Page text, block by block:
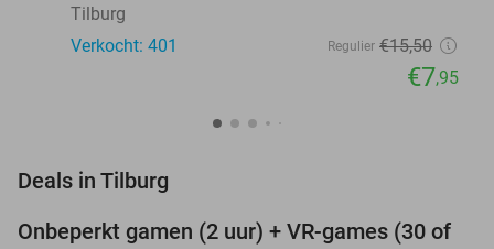
Tilburg
Verkocht: 401
Regulier €15,50
€7,95
Deals in Tilburg
49%
Onbeperkt gamen (2 uur) + VR-games (30 of